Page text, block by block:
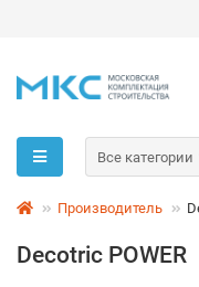
Все категории
Производитель
Decotric POWER